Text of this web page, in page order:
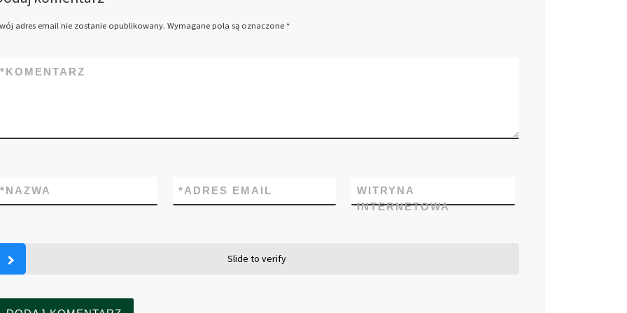
adres email nie zostanie opublikowany. Wymagane pola są oznaczone *
KOMENTARZ
*
NAZWA
* ADRES EMAIL
*
WITRYNA
INTERNETOWA
Slide to verify